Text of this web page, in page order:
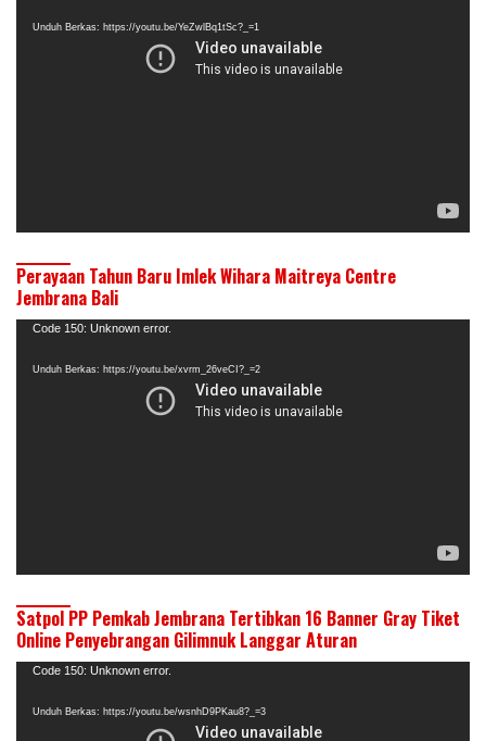
Unduh Berkas: https://youtu.be/YeZwlBq1tSc?_=1
Perayaan Tahun Baru Imlek Wihara Maitreya Centre
Jembrana Bali
Pemutar
Code 150: Unknown error.
Unduh Berkas: https://youtu.be/xvrm_26veCI?_=2
Satpol PP Pemkab Jembrana Tertibkan 16 Banner Gray Tiket
Online Penyebrangan Gilimnuk Langgar Aturan
Pemutar
Code 150: Unknown error.
Unduh Berkas: https://youtu.be/wsnhD9PKau8?_=3